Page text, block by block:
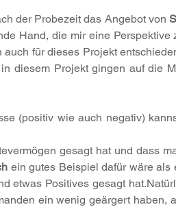
der Probezeit das Angebot von
Hand, die mir eine Perspektive
für dieses Projekt
diesem Projekt gingen auf die
(positiv wie auch negativ)
gesagt hat und dass
ein gutes Beispiel dafür wäre als
etwas Positives gesagt
ein wenig geärgert haben,